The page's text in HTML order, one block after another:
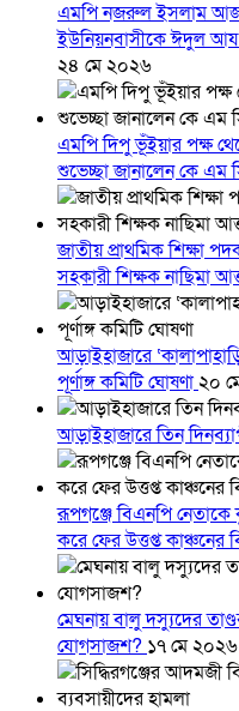
এমপি নজরুল ইসলাম
ইউনিয়নবাসীকে ঈদুল
২৪ মে ২০২৬
এমপি দিপু ভূঁইয়ার পক্ষ
শুভেচ্ছা জানালেন কে এম
জাতীয় প্রাথমিক শিক্ষা
সহকারী শিক্ষক নাছিমা
আড়াইহাজারে
পূর্ণাঙ্গ কমিটি ঘোষণা২০
আড়াইহাজারে তিন
রূপগঞ্জে বিএনপি
করে ফের উত্তপ্ত কাঞ্চনের
মেঘনায় বালু দস্যুদের
যোগসাজশ? ১৭ মে ২০২৬